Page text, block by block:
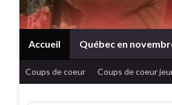
Accueil Québec en
Coups de coeur Coups de coeur